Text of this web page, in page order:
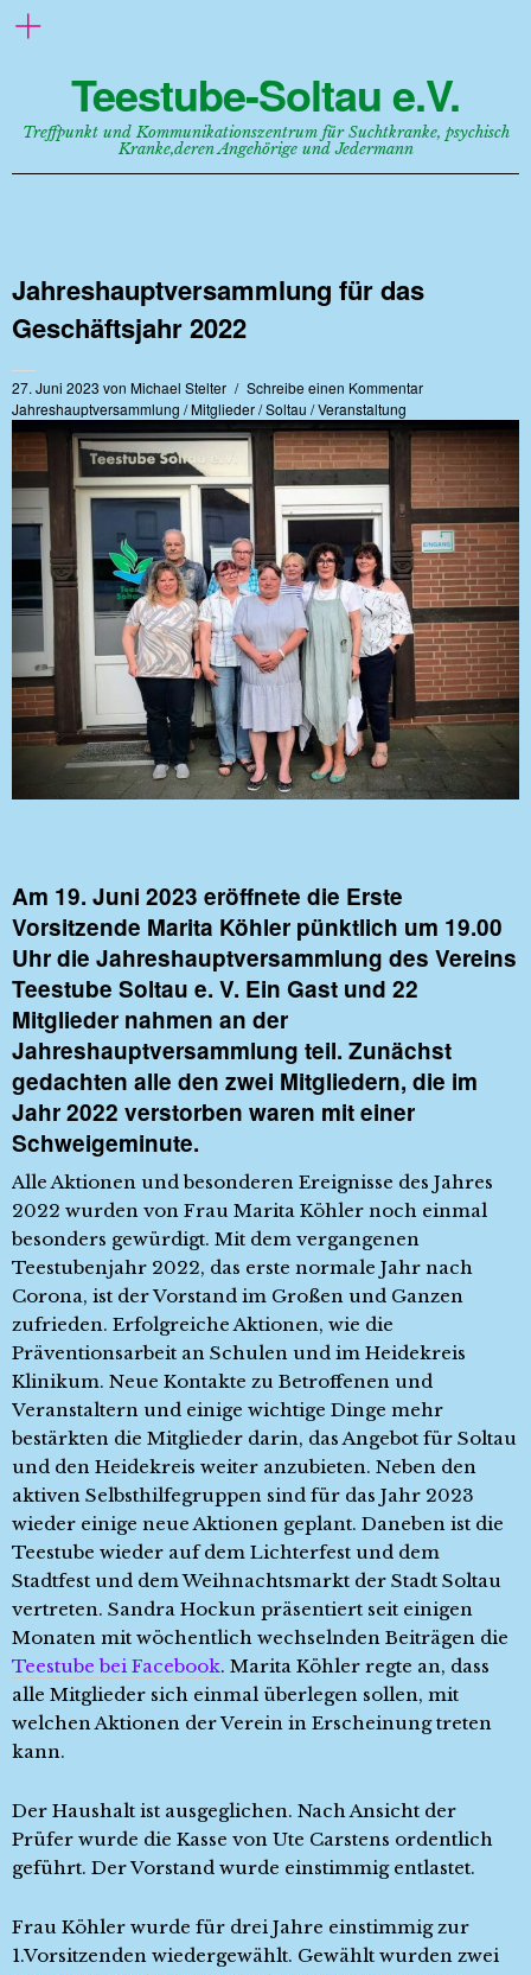
Teestube-Soltau e.V.
Treffpunkt und Kommunikationszentrum für Suchtkranke, psychisch
Kranke,deren Angehörige und Jedermann
Jahreshauptversammlung für das
Geschäftsjahr 2022
27. Juni 2023 von Michael Stelter
Schreibe einen Kommentar
Jahreshauptversammlung /Mitglieder/Soltau /Veranstaltung
Am 19. Juni 2023 eröffnete die Erste
Vorsitzende Marita Köhler pünktlich um 19.00
Uhr die Jahreshauptversammlung des Vereins
Teestube Soltau e. V. Ein Gast und 22
Mitglieder nahmen an der
Jahreshauptversammlung teil. Zunächst
gedachten alle den zwei Mitgliedern, die im
Jahr 2022 verstorben waren mit einer
Schweigeminute.
Alle Aktionen und besonderen Ereignisse des Jahres
2022 wurden von Frau Marita Köhler noch einmal
besonders gewürdigt. Mit dem vergangenen
Teestubenjahr 2022, das erste normale Jahr nach
Corona, ist der Vorstand im Großen und Ganzen
zufrieden. Erfolgreiche Aktionen, wie die
Präventionsarbeit an Schulen und im Heidekreis
Klinikum. Neue Kontakte zu Betroffenen und
Veranstaltern und einige wichtige Dinge mehr
bestärkten die Mitglieder darin, das Angebot für Soltau
und den Heidekreis weiter anzubieten. Neben den
aktiven Selbsthilfegruppen sind für das Jahr 2023
wieder einige neue Aktionen geplant. Daneben ist die
Teestube wieder auf dem Lichterfest und dem
Stadtfest und dem Weihnachtsmarkt der Stadt Soltau
vertreten. Sandra Hockun präsentiert seit einigen
Monaten mit wöchentlich wechselnden Beiträgen die
Teestube bei Facebook. Marita Köhler regte an, dass
alle Mitglieder sich einmal überlegen sollen, mit
welchen Aktionen der Verein in Erscheinung treten
kann.
Der Haushalt ist ausgeglichen. Nach Ansicht der
Prüfer wurde die Kasse von Ute Carstens ordentlich
geführt. Der Vorstand wurde einstimmig entlastet.
Frau Köhler wurde für drei Jahre einstimmig zur
1.Vorsitzenden wiedergewählt. Gewählt wurden zwei